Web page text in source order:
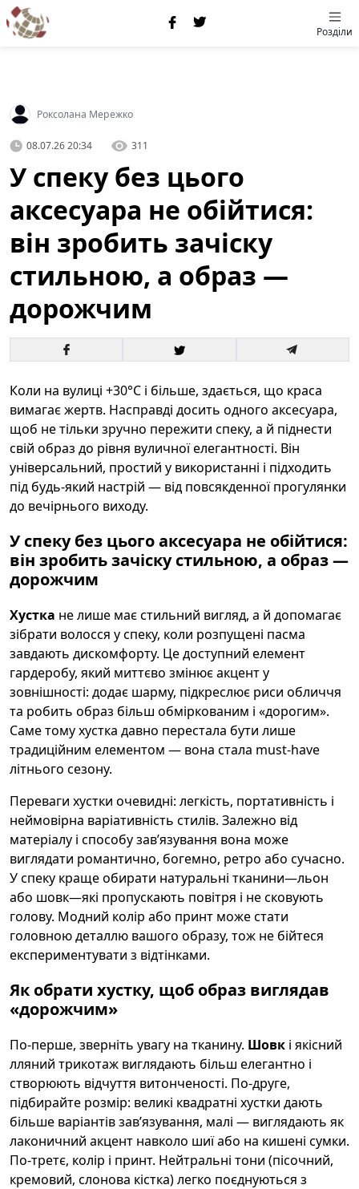
Розділи
Роксолана Мережко
08.07.26 20:34 311
У спеку без цього
аксесуара не обійтися:
він зробить зачіску
стильною, а образ —
дорожчим
Коли на вулиці +30°C і більше, здається, що краса
вимагає жертв. Насправді досить одного аксесуара,
щоб не тільки зручно пережити спеку, а й піднести
свій образ до рівня вуличної елегантності. Він
універсальний, простий у використанні і підходить
під будь-який настрій — від повсякденної прогулянки
до вечірнього виходу.
У спеку без цього аксесуара не обійтися:
він зробить зачіску стильною, а образ —
дорожчим
Хустка не лише має стильний вигляд, а й допомагає
зібрати волосся у спеку, коли розпущені пасма
завдають дискомфорту. Це доступний елемент
гардеробу, який миттєво змінює акцент у
зовнішності: додає шарму, підкреслює риси обличчя
та робить образ більш обміркованим і «дорогим».
Саме тому хустка давно перестала бути лише
традиційним елементом — вона стала must-have
літнього сезону.
Переваги хустки очевидні: легкість, портативність і
неймовірна варіативність стилів. Залежно від
матеріалу і способу зав’язування вона може
виглядати романтично, богемно, ретро або сучасно.
У спеку краще обирати натуральні тканини—льон
або шовк—які пропускають повітря і не сковують
голову. Модний колір або принт може стати
головною деталлю вашого образу, тож не бійтеся
експериментувати з відтінками.
Як обрати хустку, щоб образ виглядав
«дорожчим»
По-перше, зверніть увагу на тканину. Шовк і якісний
лляний трикотаж виглядають більш елегантно і
створюють відчуття витонченості. По-друге,
підбирайте розмір: великі квадратні хустки дають
більше варіантів зав’язування, малі — виглядають як
лаконичний акцент навколо шиї або на кишені сумки.
По-третє, колір і принт. Нейтральні тони (пісочний,
кремовий, слонова кістка) легко поєднуються з